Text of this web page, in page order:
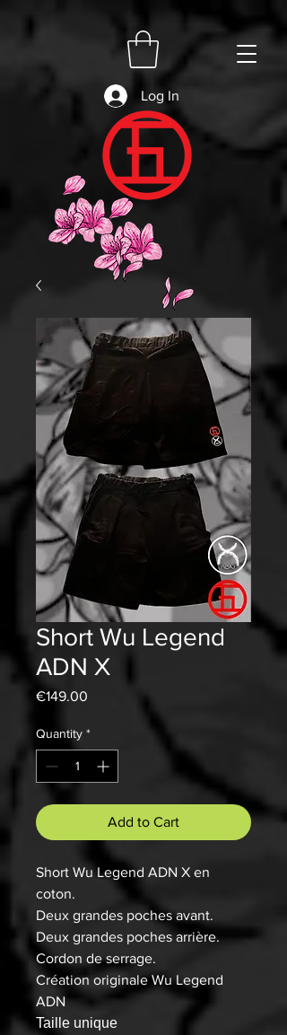
Log In
Short Wu Legend
ADN X
€149.00
Quantity *
Add to Cart
Short Wu Legend ADN X en
coton.
Deux grandes poches avant.
Deux grandes poches arrière.
Cordon de serrage.
Création originale Wu Legend
ADN
Taille unique